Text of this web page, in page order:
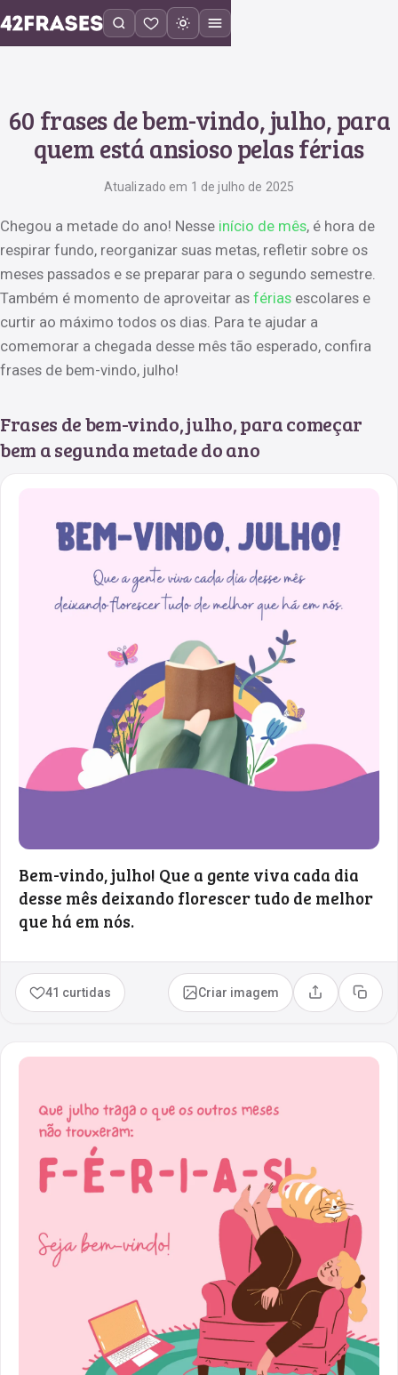
60 frases de bem-vindo, julho, para
quem está ansioso pelas férias
Atualizado em 1 de julho de 2025
Chegou a metade do ano! Nesse início de mês, é hora de
respirar fundo, reorganizar suas metas, refletir sobre os
meses passados e se preparar para o segundo semestre.
Também é momento de aproveitar as férias escolares e
curtir ao máximo todos os dias. Para te ajudar a
comemorar a chegada desse mês tão esperado, confira
frases de bem-vindo, julho!
Frases de bem-vindo, julho, para começar
bem a segunda metade do ano
Bem-vindo, julho! Que a gente viva cada dia
desse mês deixando florescer tudo de melhor
que há em nós.
41 curtidas Criar imagem Compartilhar
Copiar